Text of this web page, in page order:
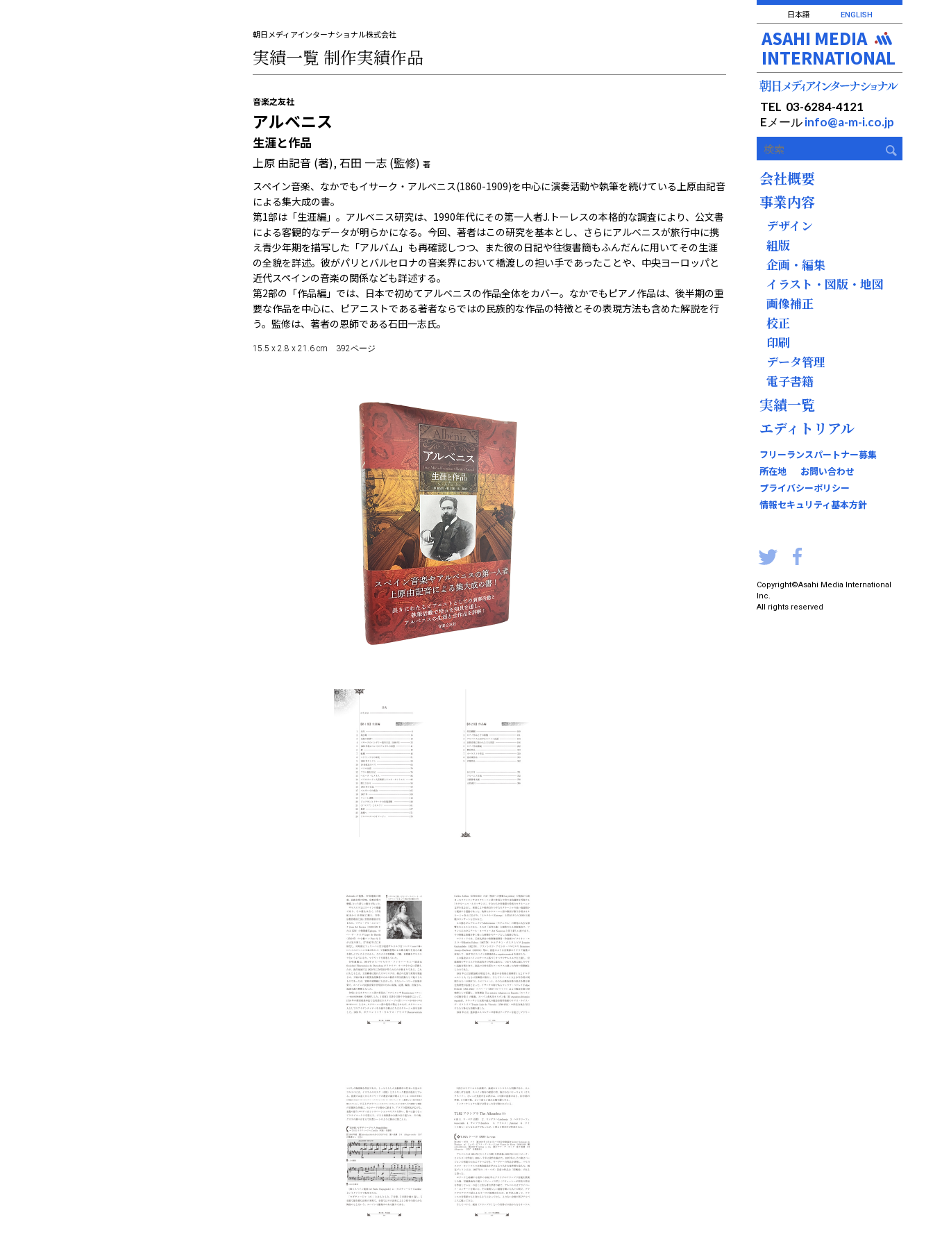
朝日メディアインターナショナル株式会社
実績一覧 制作実績作品
音楽之友社
アルベニス
生涯と作品
上原 由記音 (著), 石田 一志 (監修) 著
スペイン音楽、なかでもイサーク・アルベニス(1860-1909)を中心に演奏活動や執筆を続けている上原由記音
による集大成の書。
第1部は「生涯編」。アルベニス研究は、1990年代にその第一人者J.トーレスの本格的な調査により、公文書
による客観的なデータが明らかになる。今回、著者はこの研究を基本とし、さらにアルベニスが旅行中に携
え青少年期を描写した「アルバム」も再確認しつつ、また彼の日記や往復書簡もふんだんに用いてその生涯
の全貌を詳述。彼がパリとバルセロナの音楽界において橋渡しの担い手であったことや、中央ヨーロッパと
近代スペインの音楽の関係なども詳述する。
第2部の「作品編」では、日本で初めてアルベニスの作品全体をカバー。なかでもピアノ作品は、後半期の重
要な作品を中心に、ピアニストである著者ならではの民族的な作品の特徴とその表現方法も含めた解説を行
う。監修は、著者の恩師である石田一志氏。
15.5 x 2.8 x 21.6 cm 392ページ
日本語 ENGLISH
ASAHI MEDIA
INTERNATIONAL
TEL 03-6284-4121
Eメールinfo@a-m-i.co.jp
会社概要
事業内容
デザイン
組版
企画・編集
イラスト・図版・地図
画像補正
校正
印刷
データ管理
電子書籍
実績一覧
エディトリアル
フリーランスパートナー募集
所在地
お問い合わせ
プライバシーポリシー
情報セキュリティ基本方針
Copyright©Asahi Media International
Inc.
All rights reserved